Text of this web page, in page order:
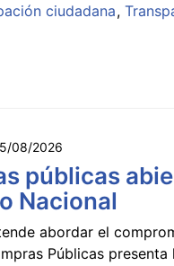
ciudadana
08/2026
públicas
Nacional
abordar el
Públicas